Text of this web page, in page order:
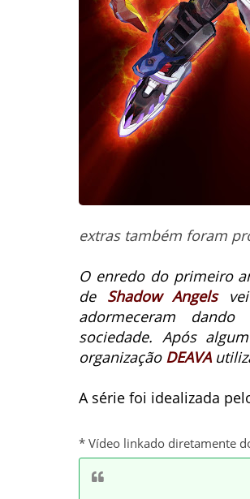
extras também foram
O enredo do primeiro
de Shadow Angels
adormeceram
sociedade. Após
organização DEAVA
A série foi idealizada
* Vídeo linkado diretamente